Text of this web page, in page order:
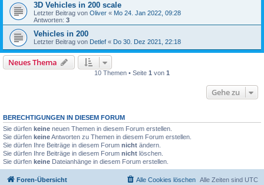
3D Vehicles in 200 scale
Letzter Beitrag von Oliver « Mo 24. Jan 2022, 09:28
Antworten: 3
Vehicles in 200
Letzter Beitrag von Detlef « Do 30. Dez 2021, 22:18
Neues Thema
10 Themen • Seite 1 von 1
Gehe zu
BERECHTIGUNGEN IN DIESEM FORUM
Sie dürfen keine neuen Themen in diesem Forum erstellen.
Sie dürfen keineAntworten zu Themen in diesem Forum erstellen.
Sie dürfen Ihre Beiträge in diesem Forum nicht ändern.
Sie dürfen Ihre Beiträge in diesem Forum nicht löschen.
Sie dürfen keine Dateianhänge in diesem Forum erstellen.
Foren-Übersicht Alle Zeiten sind UTC
Alle Cookies löschen